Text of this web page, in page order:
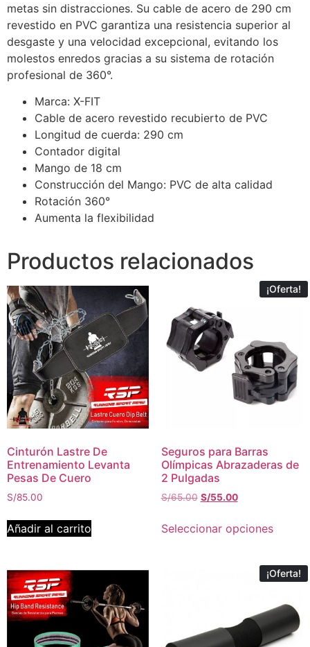
metas sin distracciones. Su cable de acero de 290 cm
revestido en PVC garantiza una resistencia superior al
desgaste y una velocidad excepcional, evitando los
molestos enredos gracias a su sistema de rotación
profesional de 360°.
Marca: X-FIT
Cable de acero revestido recubierto de PVC
Longitud de cuerda: 290 cm
Contador digital
Mango de 18 cm
Construcción del Mango: PVC de alta calidad
Rotación 360°
Aumenta la flexibilidad
Productos relacionados
Cinturón Lastre De
Entrenamiento Levanta
Pesas De Cuero
S/85.00
Añadir al carrito
¡Oferta!
Seguros para Barras
Olímpicas Abrazaderas de
2 Pulgadas
S/65.00 S/55.00
Seleccionar opciones
¡Oferta!